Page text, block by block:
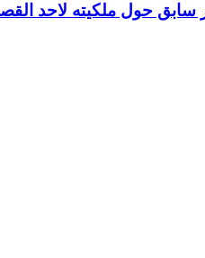
سابق حول ملكيته لاحد